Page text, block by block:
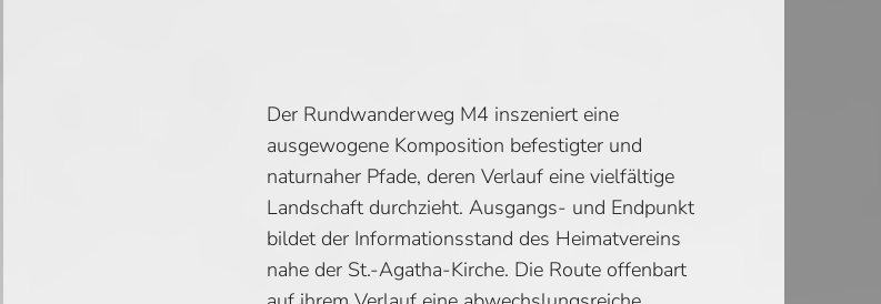
Der Rundwanderweg M4 inszeniert eine
ausgewogene Komposition befestigter und
naturnaher Pfade, deren Verlauf eine vielfältige
Landschaft durchzieht. Ausgangs- und Endpunkt
bildet der Informationsstand des Heimatvereins
nahe der St.-Agatha-Kirche. Die Route offenbart